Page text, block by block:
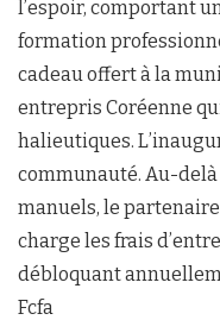
l’espoir, comportant
formation
cadeau offert à la
entrepris Coréenne
halieutiques.
communauté. Au-
manuels, le
charge les frais
débloquant
Fcfa